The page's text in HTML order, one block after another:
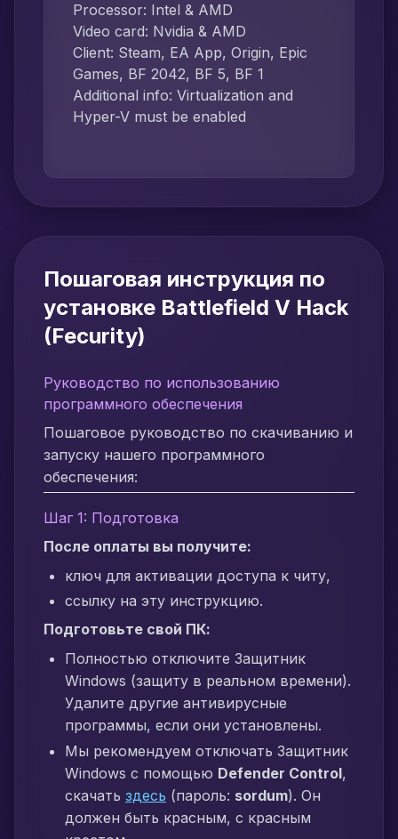
Processor: Intel & AMD
Video card: Nvidia & AMD
Client: Steam, EA App, Origin, Epic
Games, BF 2042, BF 5, BF 1
Additional info: Virtualization and
Hyper-V must be enabled
Пошаговая инструкция по
установке Battlefield V Hack
(Fecurity)
Руководство по использованию
программного обеспечения
Пошаговое руководство по скачиванию и
запуску нашего программного
обеспечения:
Шаг 1: Подготовка
После оплаты вы получите:
ключ для активации доступа к читу,
ссылку на эту инструкцию.
Подготовьте свой ПК:
Полностью отключите Защитник
Windows (защиту в реальном времени).
Удалите другие антивирусные
программы, если они установлены.
Мы рекомендуем отключать Защитник
Windows с помощью Defender Control,
скачать здесь (пароль: sordum). Он
должен быть красным, с красным